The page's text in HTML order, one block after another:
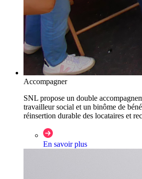
Accompagner
SNL propose un double
travailleur social et un binôme de
réinsertion durable des locataires et
En savoir plus